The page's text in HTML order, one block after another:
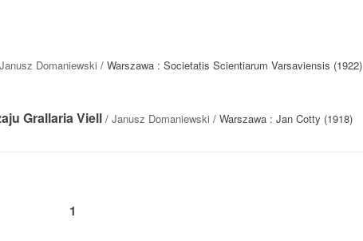
Janusz Domaniewski / Warszawa : Societatis Scientiarum Varsaviensis (1922)
Grallaria Viell / Janusz Domaniewski / Warszawa : Jan Cotty (1918)
1